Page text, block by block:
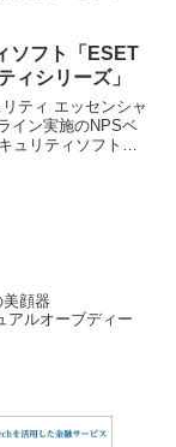
ソフト「ESET
ィシリーズ」
ティ エッセンシャ
イン実施のNPSベ
ュリティソフト」
率の低さ」などの
高の満足度を獲得
顔器
アルオーブディー